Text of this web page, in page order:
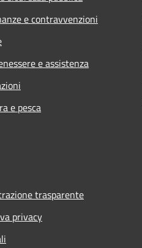
e contravvenzioni
e assistenza
e pesca
trasparente
privacy